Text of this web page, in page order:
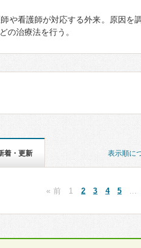
や看護師が対応する外来。原因を
の治療法を行う。
表示順に
着・更新
« 前 1 2 3 4 5